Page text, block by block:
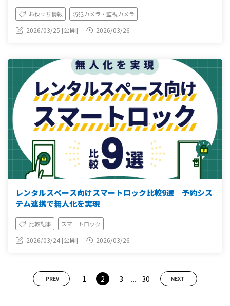
お役立ち情報 防犯カメラ・監視カメラ
2026/03/25 [公開] 2026/03/26
レンタルスペース向けスマートロック比較9選｜予約シス
テム連携で無人化を実現
比較記事 スマートロック
2026/03/24 [公開] 2026/03/26
PREV 1 2 3 ... 30 NEXT